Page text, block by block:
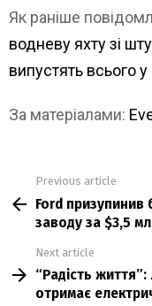
Як раніше
водневу яхту зі
випустять всього
За матеріалами:
more
Previous article
Ford призупинив
заводу за $3,5
Next article
“Радість
отримає